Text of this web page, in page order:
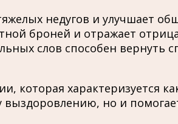
недугов и улучшает
броней и отражает
слов способен вернуть
которая характеризуется
но и